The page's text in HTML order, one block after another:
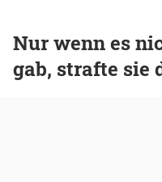
Nur wenn es
gab, strafte sie